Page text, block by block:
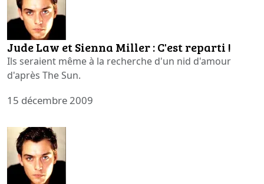
Jude Law et Sienna Miller : C'est reparti !
Ils seraient même à la recherche d'un nid d'amour
d'après The Sun.
15 décembre 2009